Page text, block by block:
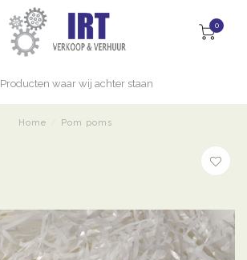
0
Producten waar wij achter staan
Home Pom poms